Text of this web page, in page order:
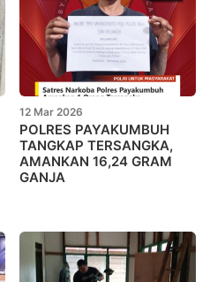
12 Mar 2026
POLRES PAYAKUMBUH
TANGKAP TERSANGKA,
AMANKAN 16,24 GRAM
GANJA